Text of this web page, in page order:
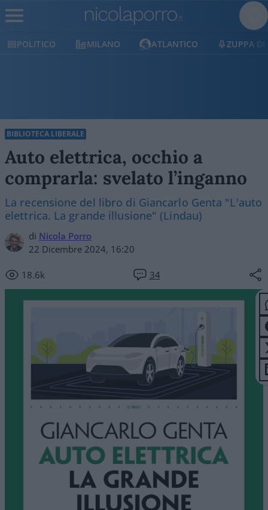
POLITICO MILANO ATLANTICO ZUPPA DI
BIBLIOTECA LIBERALE
Auto elettrica, occhio a
comprarla: svelato l’inganno
La recensione del libro di Giancarlo Genta "L'auto
elettrica. La grande illusione" (Lindau)
di Nicola Porro
22 Dicembre 2024, 16:20
18.6k 34